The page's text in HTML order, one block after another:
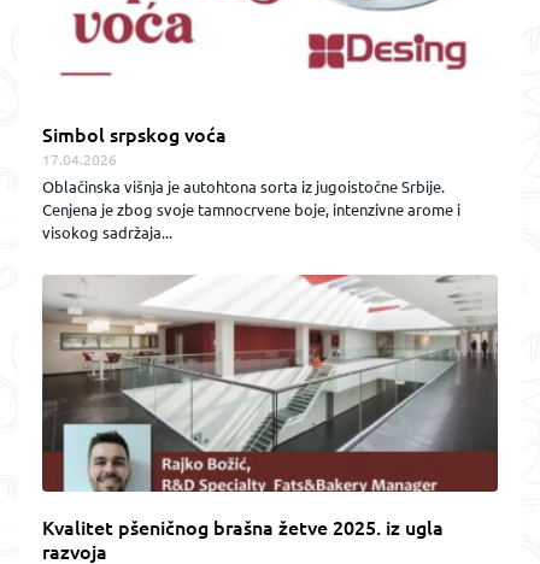
Simbol srpskog voća
17.04.2026
Oblačinska višnja je autohtona sorta iz jugoistočne Srbije.
Cenjena je zbog svoje tamnocrvene boje, intenzivne arome i
visokog sadržaja...
Kvalitet pšeničnog brašna žetve 2025. iz ugla
razvoja